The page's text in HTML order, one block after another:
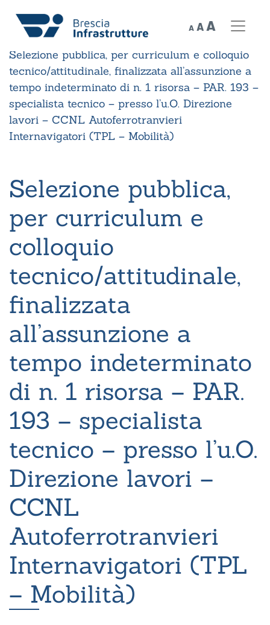
A
Decrease
font
A Reset
size.
A Increase
size.
Home»Bandi ricerca del personale chiusi
Selezione pubblica, per curriculum e colloquio
tecnico/attitudinale, finalizzata all’assunzione a
tempo indeterminato di n. 1 risorsa – PAR. 193 –
specialista tecnico – presso l’u.O. Direzione
lavori – CCNL Autoferrotranvieri
Internavigatori (TPL – Mobilità)
Selezione pubblica,
per curriculum e
colloquio
tecnico/attitudinale,
finalizzata
all’assunzione a
tempo indeterminato
di n. 1 risorsa – PAR.
193 – specialista
tecnico – presso l’u.O.
Direzione lavori –
CCNL
Autoferrotranvieri
Internavigatori (TPL
– Mobilità)